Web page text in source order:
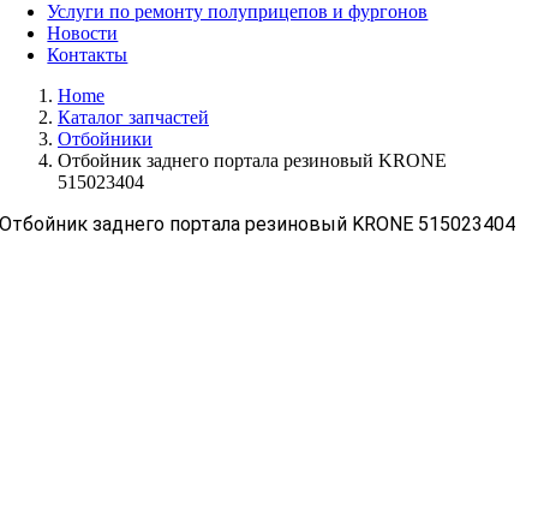
Услуги по ремонту полуприцепов и фургонов
Новости
Контакты
Home
Каталог запчастей
Отбойники
Отбойник заднего портала резиновый KRONE
515023404
Отбойник заднего портала резиновый KRONE 515023404